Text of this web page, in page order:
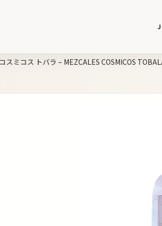
スミコス トバラ – MEZCALES COSMICOS